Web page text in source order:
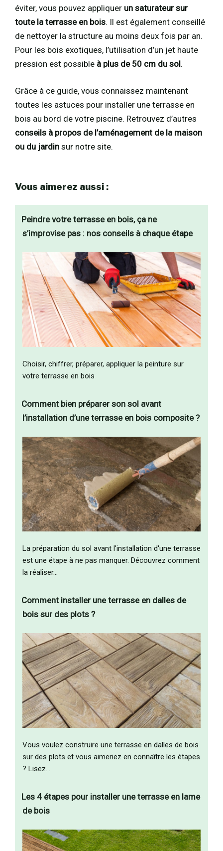
éviter, vous pouvez appliquer un saturateur sur
toute la terrasse en bois. Il est également conseillé
de nettoyer la structure au moins deux fois par an.
Pour les bois exotiques, l’utilisation d’un jet haute
pression est possible à plus de 50 cm du sol.
Grâce à ce guide, vous connaissez maintenant
toutes les astuces pour installer une terrasse en
bois au bord de votre piscine. Retrouvez d’autres
conseils à propos de l’aménagement de la maison
ou du jardin sur notre site.
Vous aimerez aussi :
Peindre votre terrasse en bois, ça ne
s’improvise pas : nos conseils à chaque étape
Choisir, chiffrer, préparer, appliquer la peinture sur
votre terrasse en bois
Comment bien préparer son sol avant
l’installation d’une terrasse en bois composite ?
La préparation du sol avant l'installation d'une terrasse
est une étape à ne pas manquer. Découvrez comment
la réaliser…
Comment installer une terrasse en dalles de
bois sur des plots ?
Vous voulez construire une terrasse en dalles de bois
sur des plots et vous aimeriez en connaître les étapes
? Lisez…
Les 4 étapes pour installer une terrasse en lame
de bois